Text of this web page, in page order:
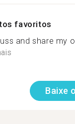
favoritos
and share my
Baixe